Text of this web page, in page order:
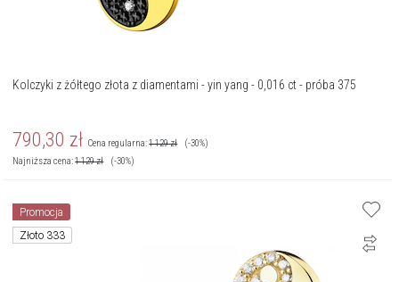
Kolczyki z żółtego złota z diamentami - yin yang - 0,016 ct - próba 375
790,30 zł Cena regularna:1 129zł
(-30%)
Najniższa cena:1 129zł (-30%)
Promocja
Złoto 333